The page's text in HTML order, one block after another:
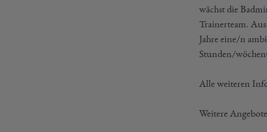
wächst die
Trainerteam.
Jahre eine/n
Stunden/
Alle weiteren
Weitere